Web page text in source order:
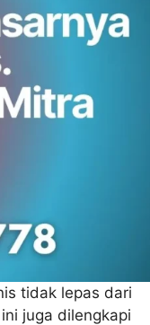
tidak lepas dari
juga dilengkapi